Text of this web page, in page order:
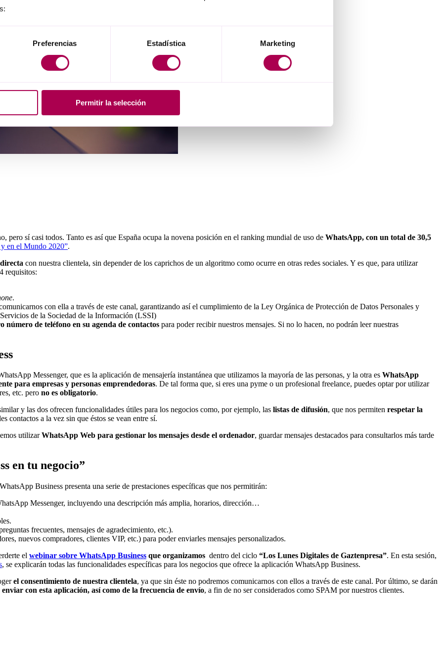
Preferencias Estadística Marketing
Permitir la selección
pero sí casi todos. Tanto es así que España ocupa la novena posición en el ranking mundial de uso de WhatsApp, con un total de 30,5
en el Mundo 2020”.
con nuestra clientela, sin depender de los caprichos de un algoritmo como ocurre en otras redes sociales. Y es que, para utilizar
requisitos:
.
con ella a través de este canal, garantizando así el cumplimiento de la Ley Orgánica de Protección de Datos Personales y
de la Sociedad de la Información (LSSI)
número de teléfono en su agenda de contactos para poder recibir nuestros mensajes. Si no lo hacen, no podrán leer nuestras
Messenger, que es la aplicación de mensajería instantánea que utilizamos la mayoría de las personas, y la otra es WhatsApp
para empresas y personas emprendedoras. De tal forma que, si eres una pyme o un profesional freelance, puedes optar por utilizar
etc. pero no es obligatorio.
y las dos ofrecen funcionalidades útiles para los negocios como, por ejemplo, las listas de difusión, que nos permiten respetar la
contactos a la vez sin que éstos se vean entre sí.
utilizarWhatsApp Web para gestionar los mensajes desde el ordenador, guardar mensajes destacados para consultarlos más tarde
en tu negocio”
Business presenta una serie de prestaciones específicas que nos permitirán:
Messenger, incluyendo una descripción más amplia, horarios, dirección…
frecuentes, mensajes de agradecimiento, etc.).
nuevos compradores, clientes VIP, etc.) para poder enviarles mensajes personalizados.
el webinar sobre WhatsApp Business que organizamos dentro del ciclo “Los Lunes Digitales de Gaztenpresa”. En esta sesión,
, se explicarán todas las funcionalidades específicas para los negocios que ofrece la aplicación WhatsApp Business.
el consentimiento de nuestra clientela, ya que sin éste no podremos comunicarnos con ellos a través de este canal. Por último, se darán
con esta aplicación, así como de la frecuencia de envío, a fin de no ser considerados como SPAM por nuestros clientes.